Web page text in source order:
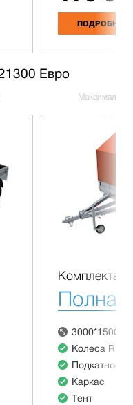
ПОДРОБНЕЕ
Евро
Максимальная
Полная
Колеса R13
Подкатное
Каркас
Тент